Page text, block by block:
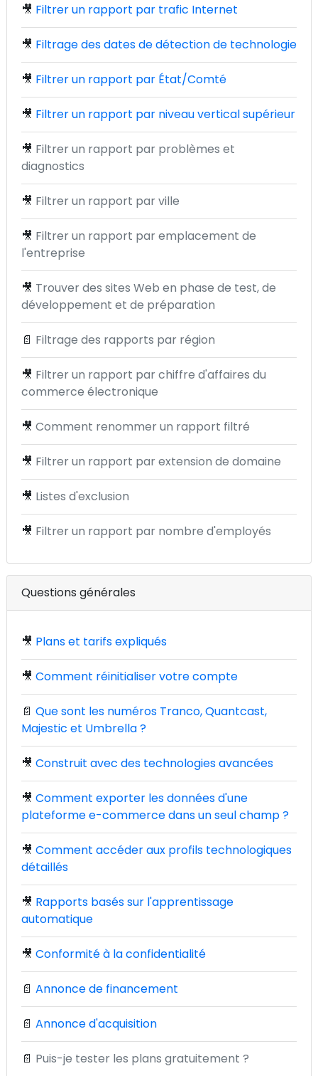
🎥 Filtrer un rapport par trafic Internet
🎥 Filtrage des dates de détection de technologie
🎥 Filtrer un rapport par État/Comté
🎥 Filtrer un rapport par niveau vertical supérieur
🎥 Filtrer un rapport par problèmes et
diagnostics
🎥 Filtrer un rapport par ville
🎥 Filtrer un rapport par emplacement de
l'entreprise
🎥 Trouver des sites Web en phase de test, de
développement et de préparation
📄 Filtrage des rapports par région
🎥 Filtrer un rapport par chiffre d'affaires du
commerce électronique
🎥 Comment renommer un rapport filtré
🎥 Filtrer un rapport par extension de domaine
🎥 Listes d'exclusion
🎥 Filtrer un rapport par nombre d'employés
Questions générales
🎥 Plans et tarifs expliqués
🎥 Comment réinitialiser votre compte
📄 Que sont les numéros Tranco, Quantcast,
Majestic et Umbrella ?
🎥 Construit avec des technologies avancées
🎥 Comment exporter les données d'une
plateforme e-commerce dans un seul champ ?
🎥 Comment accéder aux profils technologiques
détaillés
🎥 Rapports basés sur l'apprentissage
automatique
🎥 Conformité à la confidentialité
📄 Annonce de financement
📄 Annonce d'acquisition
📄 Puis-je tester les plans gratuitement ?